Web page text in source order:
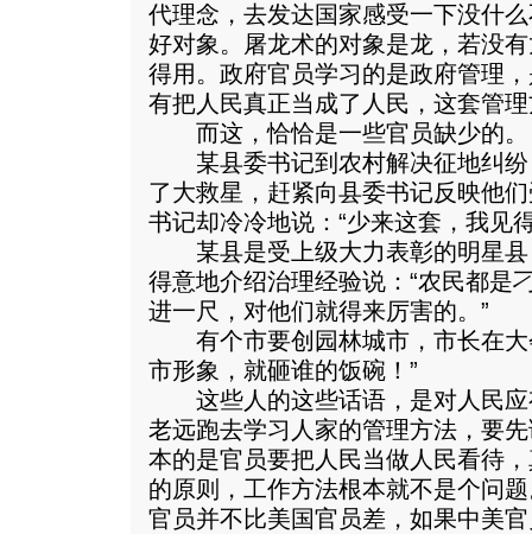
代理念，去发达国家感受一下没什
好对象。屠龙术的对象是龙，若没
得用。政府官员学习的是政府管理
有把人民真正当成了人民，这套管
而这，恰恰是一些官员缺少的。
某县委书记到农村解决征地纠纷
了大救星，赶紧向县委书记反映他
书记却冷冷地说：“少来这套，我见
某县是受上级大力表彰的明星县
得意地介绍治理经验说：“农民都是
进一尺，对他们就得来厉害的。”
有个市要创园林城市，市长在大
市形象，就砸谁的饭碗！”
这些人的这些话语，是对人民应
老远跑去学习人家的管理方法，要
本的是官员要把人民当做人民看待
的原则，工作方法根本就不是个问
官员并不比美国官员差，如果中美